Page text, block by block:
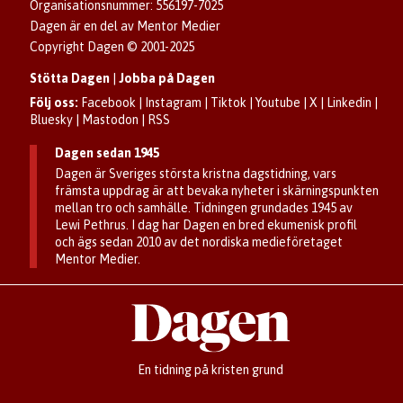
Organisationsnummer: 556197-7025
Dagen är en del av Mentor Medier
Copyright Dagen © 2001-2025
Stötta Dagen |Jobba på Dagen
Följ oss: Facebook Instagram Tiktok |Youtube |X Linkedin
Bluesky
Mastodon RSS
Dagen sedan 1945
Dagen är Sveriges största kristna dagstidning, vars
främsta uppdrag är att bevaka nyheter i skärningspunkten
mellan tro och samhälle. Tidningen grundades 1945 av
Lewi Pethrus. I dag har Dagen en bred ekumenisk profil
och ägs sedan 2010 av det nordiska medieföretaget
Mentor Medier.
En tidning på kristen grund